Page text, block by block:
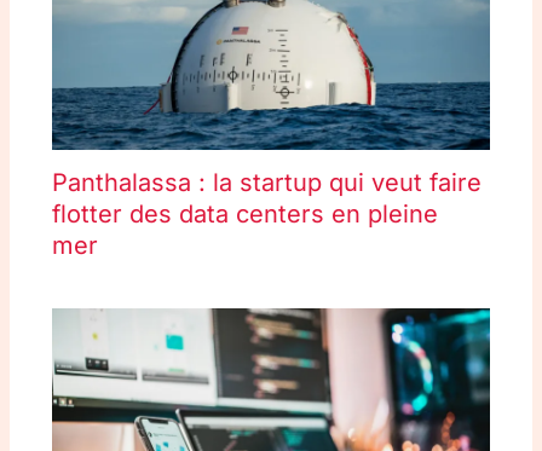
Panthalassa : la startup qui veut faire
flotter des data centers en pleine
mer